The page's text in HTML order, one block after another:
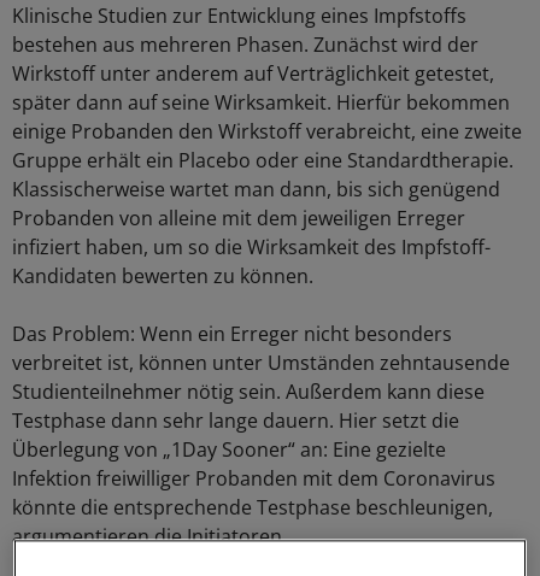
Klinische Studien zur Entwicklung eines Impfstoffs
bestehen aus mehreren Phasen. Zunächst wird der
Wirkstoff unter anderem auf Verträglichkeit getestet,
später dann auf seine Wirksamkeit. Hierfür bekommen
einige Probanden den Wirkstoff verabreicht, eine zweite
Gruppe erhält ein Placebo oder eine Standardtherapie.
Klassischerweise wartet man dann, bis sich genügend
Probanden von alleine mit dem jeweiligen Erreger
infiziert haben, um so die Wirksamkeit des Impfstoff-
Kandidaten bewerten zu können.
Das Problem: Wenn ein Erreger nicht besonders
verbreitet ist, können unter Umständen zehntausende
Studienteilnehmer nötig sein. Außerdem kann diese
Testphase dann sehr lange dauern. Hier setzt die
Überlegung von „1Day Sooner“ an: Eine gezielte
Infektion freiwilliger Probanden mit dem Coronavirus
könnte die entsprechende Testphase beschleunigen,
argumentieren die Initiatoren.